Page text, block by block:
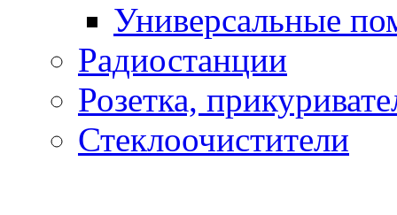
Универсальные
Радиостанции
Розетка,
Стеклоочистители